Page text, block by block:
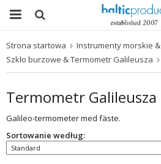
Produkt został włożony do
Strona startowa
Instrumenty morskie
Szkło burzowe & Termometr Galileusza
Termometr Galileusza
Galileo-termometer med fäste.
Sortowanie według: